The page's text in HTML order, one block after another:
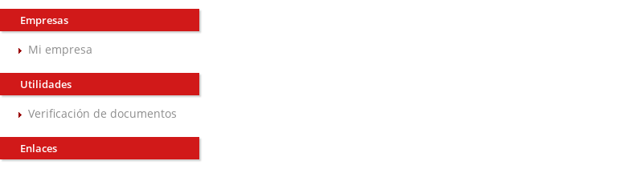
Empresas
Mi empresa
Utilidades
Verificación de documentos
Enlaces